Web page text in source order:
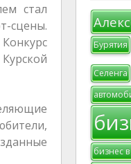
стал
сцены.
Бурятия
Селенга
бизнес